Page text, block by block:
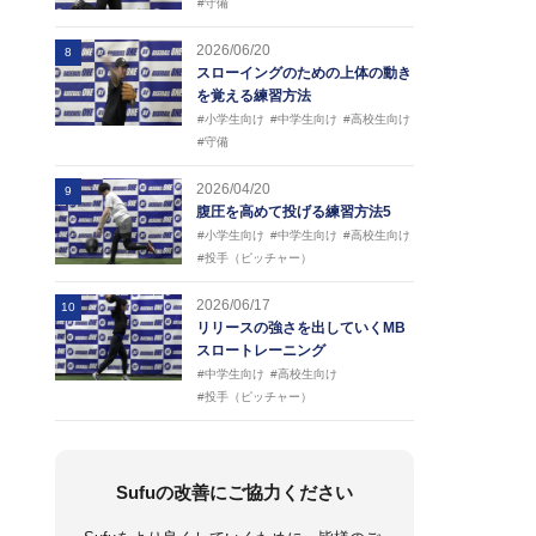
#守備
8
2026/06/20
スローイングのための上体の動き
を覚える練習方法
#小学生向け #中学生向け #高校生向け
#守備
9
2026/04/20
腹圧を高めて投げる練習方法5
#小学生向け #中学生向け #高校生向け
#投手（ピッチャー）
10
2026/06/17
リリースの強さを出していくMB
スロートレーニング
#中学生向け #高校生向け
#投手（ピッチャー）
Sufuの改善にご協力ください